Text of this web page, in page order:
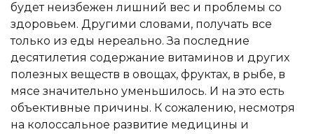
будет неизбежен лишний вес и проблемы со
здоровьем. Другими словами, получать все
только из еды нереально. За последние
десятилетия содержание витаминов и других
полезных веществ в овощах, фруктах, в рыбе, в
мясе значительно уменьшилось. И на это есть
объективные причины. К сожалению, несмотря
на колоссальное развитие медицины и